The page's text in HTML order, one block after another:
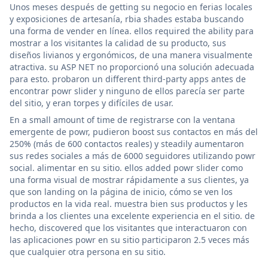
Unos meses después de getting su negocio en ferias locales
y exposiciones de artesanía, rbia shades estaba buscando
una forma de vender en línea. ellos required the ability para
mostrar a los visitantes la calidad de su producto, sus
diseños livianos y ergonómicos, de una manera visualmente
atractiva. su ASP NET no proporcionó una solución adecuada
para esto. probaron un different third-party apps antes de
encontrar powr slider y ninguno de ellos parecía ser parte
del sitio, y eran torpes y difíciles de usar.
En a small amount of time de registrarse con la ventana
emergente de powr, pudieron boost sus contactos en más del
250% (más de 600 contactos reales) y steadily aumentaron
sus redes sociales a más de 6000 seguidores utilizando powr
social. alimentar en su sitio. ellos added powr slider como
una forma visual de mostrar rápidamente a sus clientes, ya
que son landing on la página de inicio, cómo se ven los
productos en la vida real. muestra bien sus productos y les
brinda a los clientes una excelente experiencia en el sitio. de
hecho, discovered que los visitantes que interactuaron con
las aplicaciones powr en su sitio participaron 2.5 veces más
que cualquier otra persona en su sitio.